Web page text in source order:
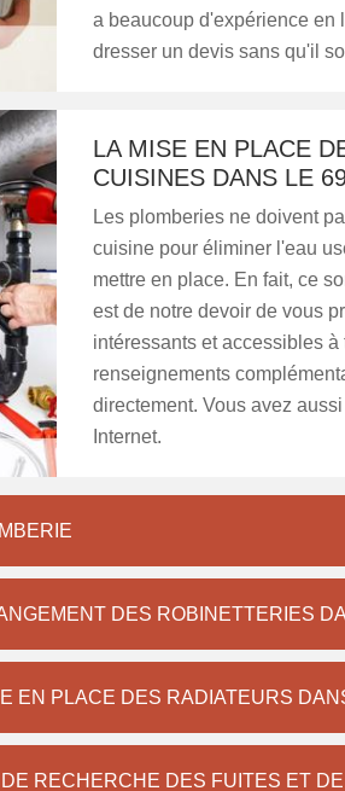
a beaucoup d'expérience en
dresser un devis sans qu'il
LA MISE EN PLACE
CUISINES DANS LE
Les plomberies ne doivent
cuisine pour éliminer l'eau
mettre en place. En fait, ce
est de notre devoir de vous
intéressants et accessibles
renseignements
directement. Vous avez
Internet.
DES ROBINETTERIES
EN PLACE DES RADIATEURS
RECHERCHE DES FUITES ET